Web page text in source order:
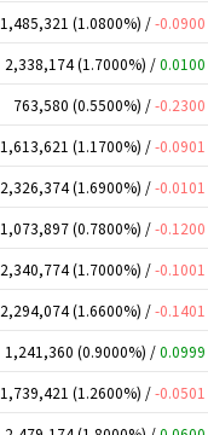
1,485,321 (1.0800%) /-0.0900
2,338,174 (1.7000%) /0.0100
763,580 (0.5500%) /-0.2300
1,613,621 (1.1700%) /-0.0901
2,326,374 (1.6900%) /-0.0101
1,073,897 (0.7800%) /-0.1200
2,340,774 (1.7000%) /-0.1001
2,294,074 (1.6600%) /-0.1401
1,241,360 (0.9000%) /0.0999
1,739,421 (1.2600%) /-0.0501